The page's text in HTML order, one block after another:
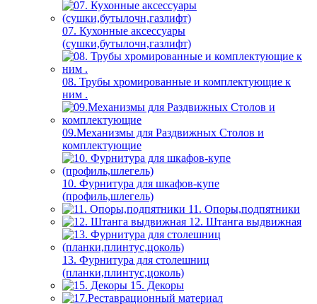
07. Кухонные аксессуары
(сушки,бутылочн,газлифт)
08. Трубы хромированные и комплектующие к
ним .
09.Механизмы для Раздвижных Столов и
комплектующие
10. Фурнитура для шкафов-купе
(профиль,шлегель)
11. Опоры,подпятники
12. Штанга выдвижная
13. Фурнитура для столешниц
(планки,плинтус,цоколь)
15. Декоры